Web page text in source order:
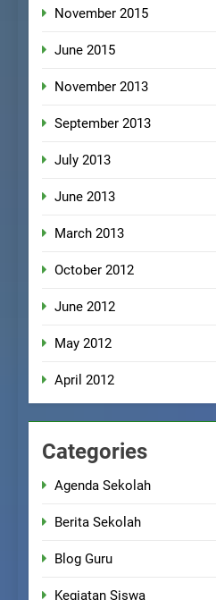
November 2015
June 2015
November 2013
September 2013
July 2013
June 2013
March 2013
October 2012
June 2012
May 2012
April 2012
Categories
Agenda Sekolah
Berita Sekolah
Blog Guru
Kegiatan Siswa